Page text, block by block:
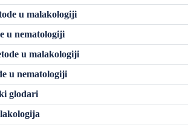
u malakologiji
u nematologiji
u malakologiji
u nematologiji
glodari